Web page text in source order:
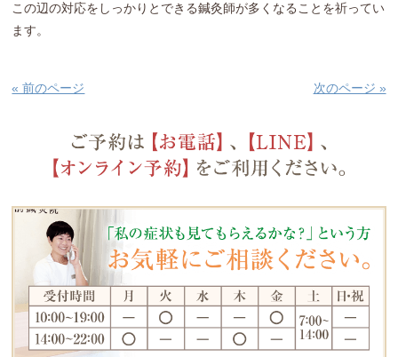
この辺の対応をしっかりとできる鍼灸師が多くなることを祈ってい
ます。
« 前のページ 次のページ »